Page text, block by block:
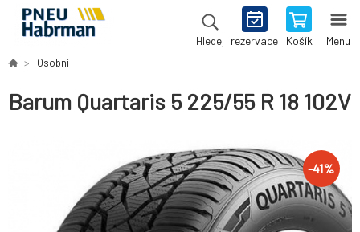
Hledej rezervace Košík Menu
Osobní
Barum Quartaris 5 225/55 R 18 102V
-41%